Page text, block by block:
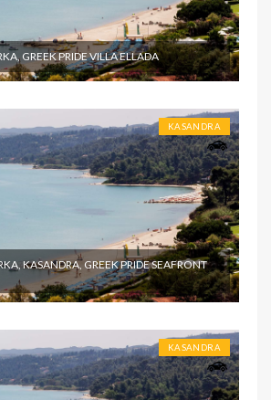
GREEK PRIDE VILLA ELLADA
KASANDRA
KASANDRA, GREEK PRIDE SEAFRONT
KASANDRA